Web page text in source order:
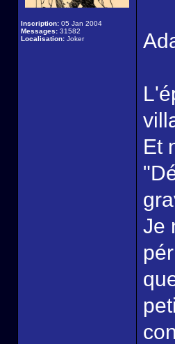
Inscription: 05 Jan 2004
Messages: 31582
Localisation: Joker
Et
Je